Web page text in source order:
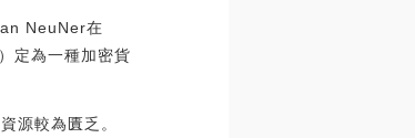
NeuNer在
定為一種加密貨
源較為匱乏。